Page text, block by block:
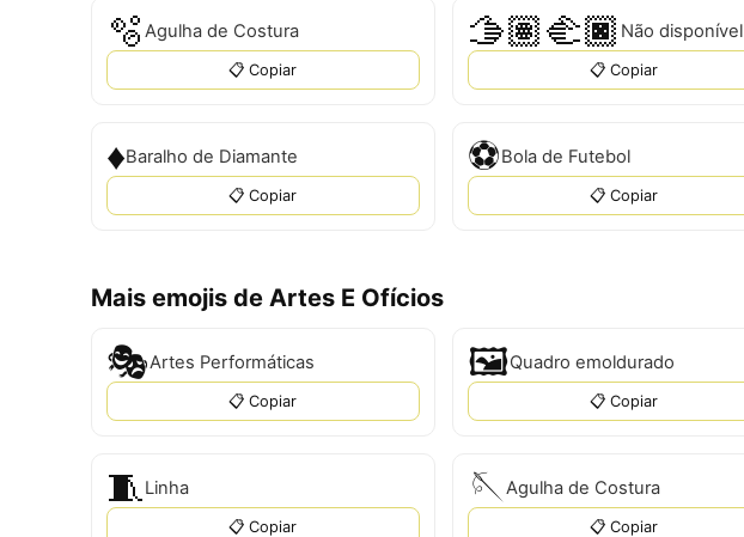
🫧 Agulha de Costura
📋 Copiar
🫱🏽‍🫲🏿 Não disponível
📋 Copiar
♦Baralho de Diamante
📋 Copiar
⚽Bola de Futebol
📋 Copiar
Mais emojis de Artes E Ofícios
🎭Artes Performáticas
📋 Copiar
🖼️Quadro emoldurado
📋 Copiar
🧵Linha
📋 Copiar
🪡 Agulha de Costura
📋 Copiar